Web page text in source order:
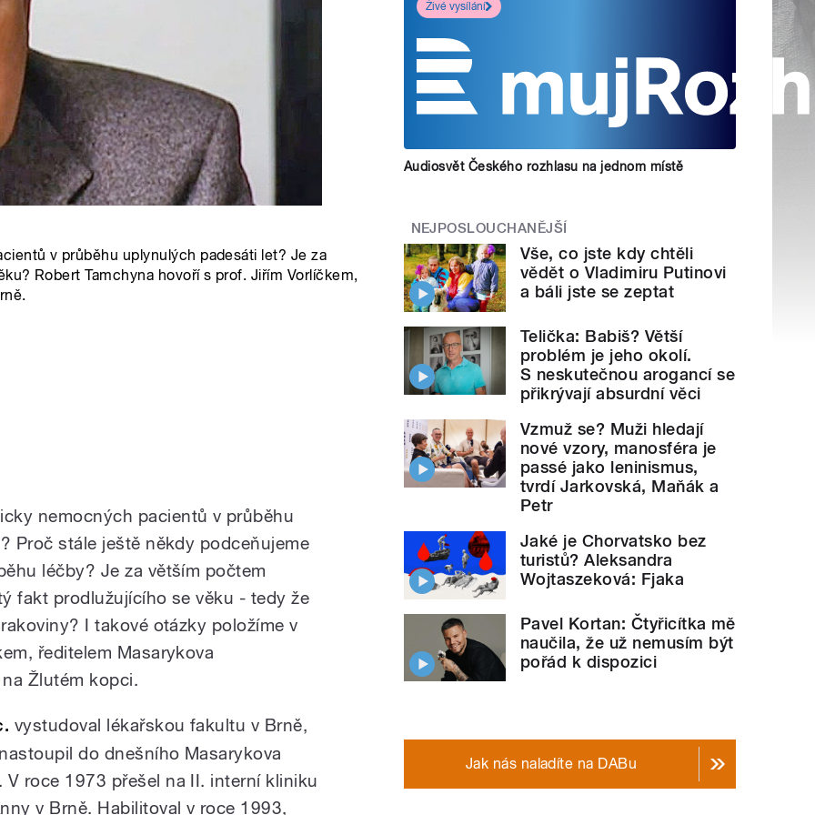
v průběhu uplynulých padesáti let? Je za
Robert Tamchyna hovoří s prof. Jiřím Vorlíčkem,
nemocných pacientů v průběhu
Proč stále ještě někdy podceňujeme
léčby? Je za větším počtem
fakt prodlužujícího se věku - tedy že
I takové otázky položíme v
ředitelem Masarykova
Žlutém kopci.
vystudoval lékařskou fakultu v Brně,
do dnešního Masarykova
roce 1973 přešel na II. interní kliniku
v Brně. Habilitoval v roce 1993,
Živé vysílání
Audiosvět Českého rozhlasu na jednom místě
NEJPOSLOUCHANĚJŠÍ
Vše, co jste kdy chtěli
vědět o Vladimiru Putinovi
a báli jste se zeptat
Telička: Babiš? Větší
problém je jeho okolí.
S neskutečnou arogancí se
přikrývají absurdní věci
Vzmuž se? Muži hledají
nové vzory, manosféra je
passé jako leninismus,
tvrdí Jarkovská, Maňák a
Petr
Jaké je Chorvatsko bez
turistů? Aleksandra
Wojtaszeková: Fjaka
Pavel Kortan: Čtyřicítka mě
naučila, že už nemusím být
pořád k dispozici
Jak nás naladíte na DABu